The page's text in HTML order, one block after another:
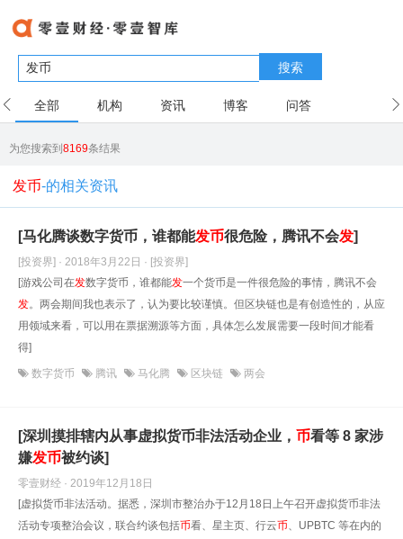
搜索
全部 机构 资讯 博客 问答
为您搜索到8169条结果
发币-的相关资讯
[马化腾谈数字货币，谁都能发币很危险，腾讯不会发]
[投资界] · 2018年3月22日 · [投资界]
[游戏公司在发数字货币，谁都能发一个货币是一件很危险的事情，腾讯不会
发。两会期间我也表示了，认为要比较谨慎。但区块链也是有创造性的，从应
用领域来看，可以用在票据溯源等方面，具体怎么发展需要一段时间才能看
得]
数字货币 腾讯 马化腾 区块链 两会
[深圳摸排辖内从事虚拟货币非法活动企业， 币看等 8 家涉
嫌发币被约谈]
零壹财经 · 2019年12月18日
[虚拟货币非法活动。据悉，深圳市整治办于12月18日上午召开虚拟货币非法
活动专项整治会议，联合约谈包括币看、星主页、行云币、UPBTC 等在内的